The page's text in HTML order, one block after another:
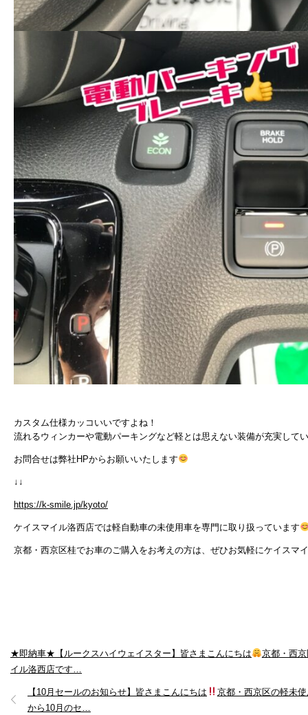
カスタム仕様カッコいいですよね！
流れるウィンカーや電動パーキングなど軽とは思えない装備が充実して
お問合せは弊社HPからお願いいたします
↓↓
https://k-smile.jp/kyoto/
ケイスマイル洛西店では軽自動車の未使用車を専門に取り扱っています
京都・西京区桂でお車のご購入をお考えの方は、ぜひお気軽にケイスマ
★即納車★【ルークスハイウェイスター】皆さまこんにちは
京都・西
イル洛西店です…
【10月セールのお知らせ】皆さまこんにちは
京都・西京区の軽未
から10月のセ…